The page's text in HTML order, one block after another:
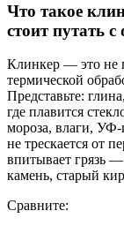
Что такое
стоит путать
Клинкер — это не
термической
Представьте:
где плавится
мороза, влаги,
не трескается от
впитывает грязь
камень, старый
Сравните: